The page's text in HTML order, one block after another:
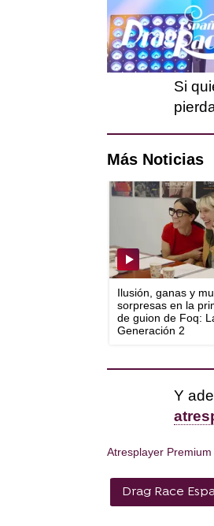
han
Si
Más Noticias
Ilusión, ganas y
sorpresas en la
de guion de Foq:
Generación 2
Y
Atresplayer Premium
Drag Race